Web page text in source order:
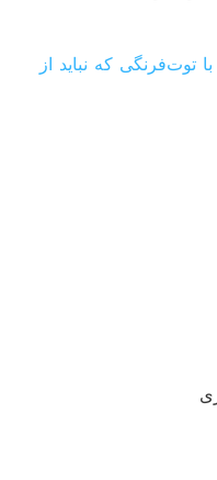
با توت‌فرنگی که نباید از